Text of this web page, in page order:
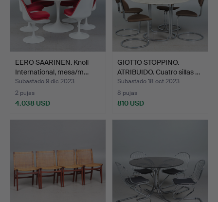
EERO SAARINEN. Knoll
International, mesa/m…
Subastado 9 dic 2023
2 pujas
4.038 USD
GIOTTO STOPPINO.
ATRIBUIDO. Cuatro sillas …
Subastado 18 oct 2023
8 pujas
810 USD